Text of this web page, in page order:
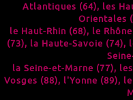
Atlantiques (64), les
Orientales
le Haut-Rhin (68), le
(73), la Haute-Savoie (74),
la Seine-et-Marne (77), les
Vosges (88), l'Yonne (89), le